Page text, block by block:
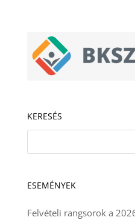
KERESÉS
ESEMÉNYEK
Felvételi rangsorok a